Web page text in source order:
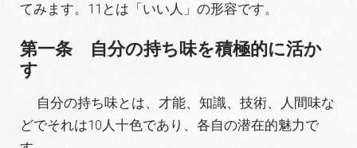
てみます。11とは「いい人」の形容です。
第一条 自分の持ち味を積極的に活か
す
自分の持ち味とは、才能、知識、技術、人間味な
どでそれは10人十色であり、各自の潜在的魅力で